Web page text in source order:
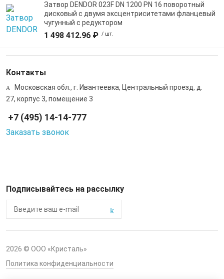
Затвор DENDOR 023F DN 1200 PN 16 поворотный
дисковый c двумя эксцентриситетами фланцевый
чугунный с редуктором
1 498 412.96 ₽ / шт.
Контакты
Московская обл., г. Ивантеевка, Центральный проезд, д.
27, корпус 3, помещение 3
+7 (495) 14-14-777
Заказать звонок
Подписывайтесь на рассылку
2026 © ООО «Кристаль»
Политика конфиденциальности